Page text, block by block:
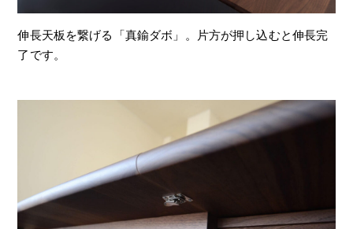
伸長天板を繋げる「真鍮ダボ」。片方が押し込むと伸長完
了です。